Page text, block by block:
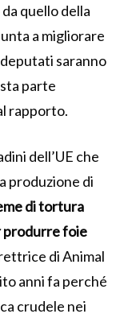
quello della
a migliorare
saranno
parte
rapporto.
dell’UE che
produzione di
di tortura
produrre foie
di Animal
anni fa perché
crudele nei